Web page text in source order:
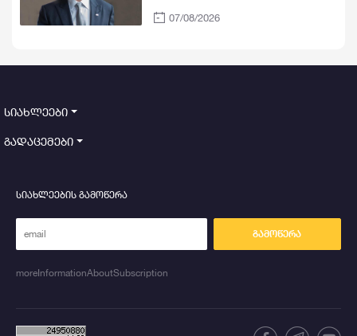
ლიდერი მარინ ტონდელიე
07/08/2026
სიახლეები
გადაცემები
სიახლეების გამოწერა
გამოწერა
moreInformationAboutSubscription